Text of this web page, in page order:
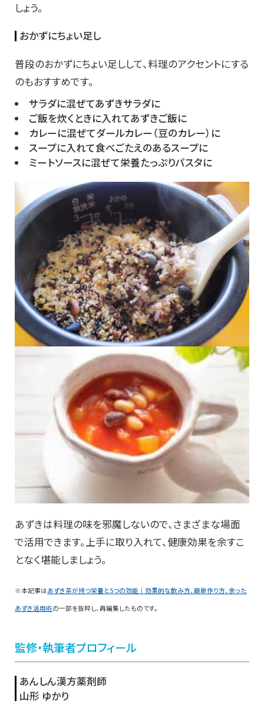
しょう。
おかずにちょい足し
普段のおかずにちょい足しして、料理のアクセントにする
のもおすすめです。
サラダに混ぜてあずきサラダに
ご飯を炊くときに入れてあずきご飯に
カレーに混ぜてダールカレー（豆のカレー）に
スープに入れて食べごたえのあるスープに
ミートソースに混ぜて栄養たっぷりパスタに
あずきは料理の味を邪魔しないので、さまざまな場面
で活用できます。上手に取り入れて、健康効果を余すこ
となく堪能しましょう。
※本記事はあずき茶が持つ栄養と5つの効能｜効果的な飲み方、簡単作り方、余った
あずき活用術の一部を抜粋し、再編集したものです。
監修・執筆者プロフィール
あんしん漢方薬剤師
山形 ゆかり